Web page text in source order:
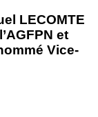
LECOMTE
et
Vice-